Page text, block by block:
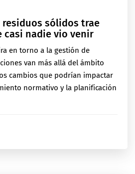
residuos sólidos trae
casi nadie vio venir
en torno a la gestión de
van más allá del ámbito
cambios que podrían impactar
normativo y la planificación